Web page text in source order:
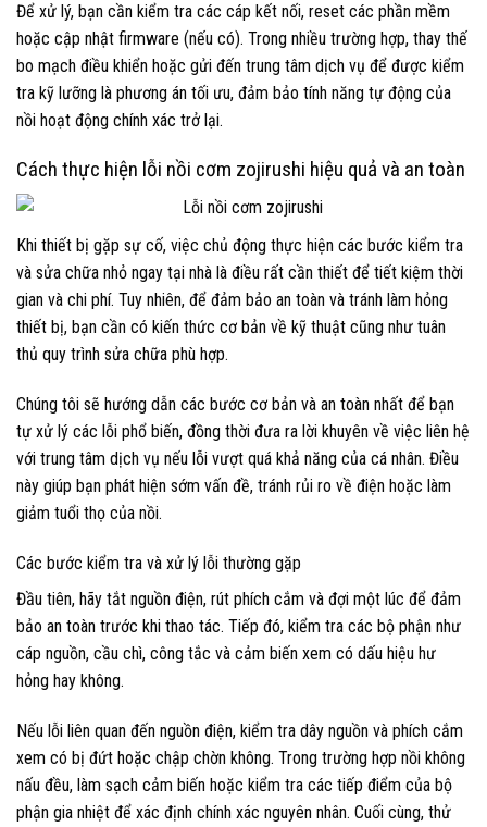
Để xử lý, bạn cần kiểm tra các cáp kết nối, reset các phần mềm
hoặc cập nhật firmware (nếu có). Trong nhiều trường hợp, thay thế
bo mạch điều khiển hoặc gửi đến trung tâm dịch vụ để được kiểm
tra kỹ lưỡng là phương án tối ưu, đảm bảo tính năng tự động của
nồi hoạt động chính xác trở lại.
Cách thực hiện lỗi nồi cơm zojirushi hiệu quả và an toàn
Khi thiết bị gặp sự cố, việc chủ động thực hiện các bước kiểm tra
và sửa chữa nhỏ ngay tại nhà là điều rất cần thiết để tiết kiệm thời
gian và chi phí. Tuy nhiên, để đảm bảo an toàn và tránh làm hỏng
thiết bị, bạn cần có kiến thức cơ bản về kỹ thuật cũng như tuân
thủ quy trình sửa chữa phù hợp.
Chúng tôi sẽ hướng dẫn các bước cơ bản và an toàn nhất để bạn
tự xử lý các lỗi phổ biến, đồng thời đưa ra lời khuyên về việc liên hệ
với trung tâm dịch vụ nếu lỗi vượt quá khả năng của cá nhân. Điều
này giúp bạn phát hiện sớm vấn đề, tránh rủi ro về điện hoặc làm
giảm tuổi thọ của nồi.
Các bước kiểm tra và xử lý lỗi thường gặp
Đầu tiên, hãy tắt nguồn điện, rút phích cắm và đợi một lúc để đảm
bảo an toàn trước khi thao tác. Tiếp đó, kiểm tra các bộ phận như
cáp nguồn, cầu chì, công tắc và cảm biến xem có dấu hiệu hư
hỏng hay không.
Nếu lỗi liên quan đến nguồn điện, kiểm tra dây nguồn và phích cắm
xem có bị đứt hoặc chập chờn không. Trong trường hợp nồi không
nấu đều, làm sạch cảm biến hoặc kiểm tra các tiếp điểm của bộ
phận gia nhiệt để xác định chính xác nguyên nhân. Cuối cùng, thử